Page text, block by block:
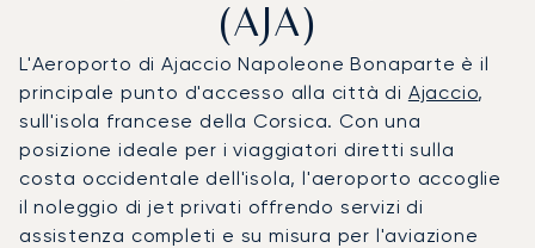
(AJA)
L'Aeroporto di Ajaccio Napoleone Bonaparte è il
principale punto d'accesso alla città di Ajaccio,
sull'isola francese della Corsica. Con una
posizione ideale per i viaggiatori diretti sulla
costa occidentale dell'isola, l'aeroporto accoglie
il noleggio di jet privati offrendo servizi di
assistenza completi e su misura per l'aviazione